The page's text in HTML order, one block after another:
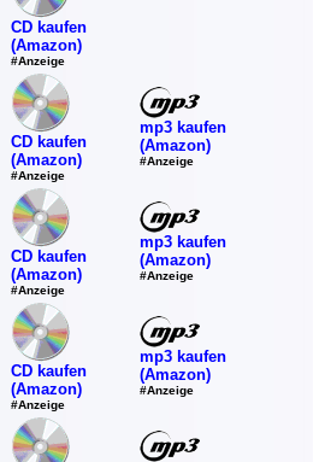
CD kaufen
(Amazon)
#Anzeige
CD kaufen
(Amazon)
#Anzeige
mp3 kaufen
(Amazon)
#Anzeige
CD kaufen
(Amazon)
#Anzeige
mp3 kaufen
(Amazon)
#Anzeige
CD kaufen
(Amazon)
#Anzeige
mp3 kaufen
(Amazon)
#Anzeige